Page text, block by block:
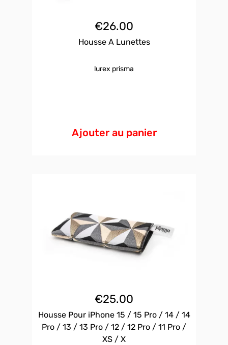
€26.00
Housse A Lunettes
lurex prisma
Ajouter au panier
€25.00
Housse Pour iPhone 15 / 15 Pro / 14 / 14
Pro / 13 / 13 Pro / 12 / 12 Pro / 11 Pro /
XS / X